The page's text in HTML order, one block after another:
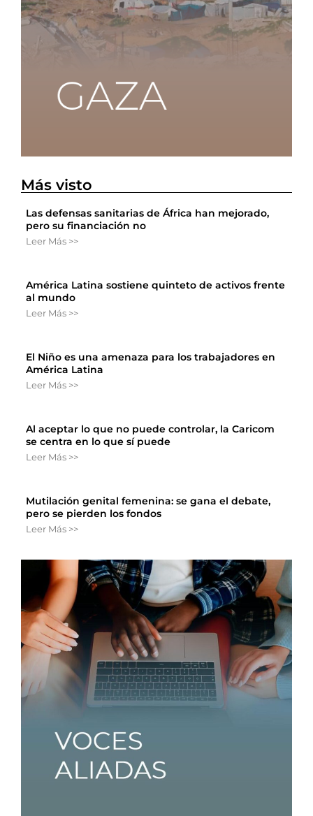
Más visto
Las defensas sanitarias de África han mejorado,
pero su financiación no
Leer Más >>
América Latina sostiene quinteto de activos frente
al mundo
Leer Más >>
El Niño es una amenaza para los trabajadores en
América Latina
Leer Más >>
Al aceptar lo que no puede controlar, la Caricom
se centra en lo que sí puede
Leer Más >>
Mutilación genital femenina: se gana el debate,
pero se pierden los fondos
Leer Más >>